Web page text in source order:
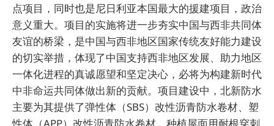
点项目，同时也是尼日利亚本国最大的援建项目，政治
意义重大。项目的实施将进一步夯实中国与西非共同体
友谊的桥梁，是中国与西非地区国家传统友好能力建设
的切实举措，体现了中国支持西非地区发展、助力地区
一体化进程的真诚愿望和坚定决心，必将为构建新时代
中非命运共同体做出新的贡献。项目建设中，北新防水
主要为其提供了弹性体（SBS）改性沥青防水卷材、塑
性体（APP）改性沥青防水卷材、种植屋面用耐根穿刺